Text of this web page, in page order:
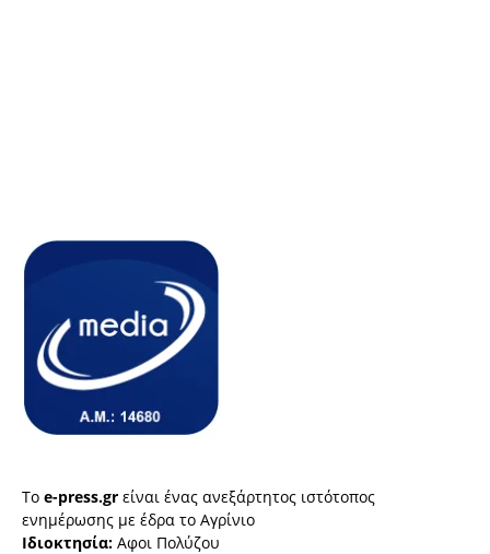
Το e-press.gr είναι ένας ανεξάρτητος ιστότοπος
ενημέρωσης με έδρα το Αγρίνιο
Ιδιοκτησία: Αφοι Πολύζου